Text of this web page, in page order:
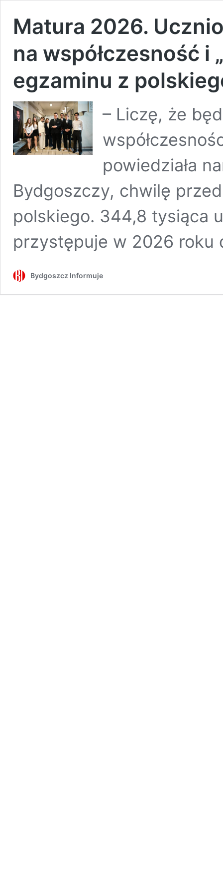
Matura 2026.
na współczesność i
egzaminu z
– Liczę, że
powiedziała
Bydgoszczy, chwilę
polskiego. 344,8 tysiąca
przystępuje w 2026 roku
Bydgoszcz Informuje